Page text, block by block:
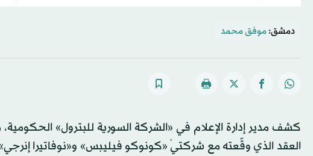
دمشق: موفق محمد
كشف مدير إدارة الإعلام في «الشركة السورية للبترول»